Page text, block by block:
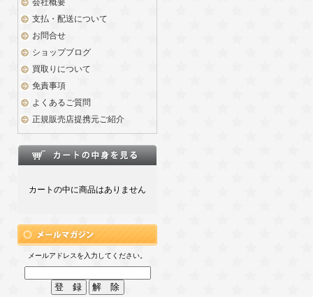
会社概要
支払・配送について
お問合せ
ショップブログ
買取りについて
免責事項
よくあるご質問
正規販売店提携元ご紹介
カートの中に商品はありません
メールアドレスを入力してください。